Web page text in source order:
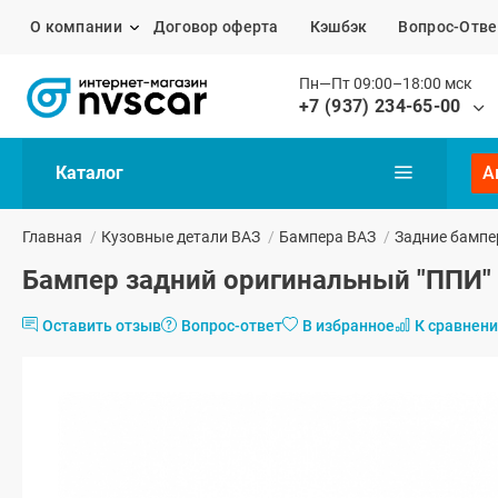
О компании Договор оферта Кэшбэк Вопрос-
Пн—Пт 09:00–18:00 мск
+7 (937) 234-65-00
Каталог
Главная / Кузовные детали ВАЗ / Бампера ВАЗ / Задние
Бампер задний оригинальный
Оставить отзыв Вопрос-ответ В избранное К